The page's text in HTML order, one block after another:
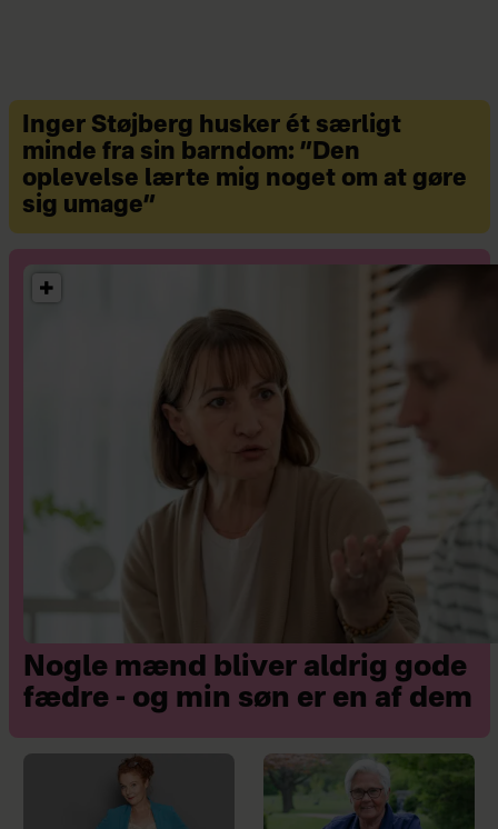
Alle får svar, og udvalgte breve
bringes anonymt i Hjemmet under
mærke.
Inger Støjberg husker ét særligt
minde fra sin barndom: ”Den
oplevelse lærte mig noget om at gøre
sig umage”
Nogle mænd bliver aldrig gode
fædre - og min søn er en af dem